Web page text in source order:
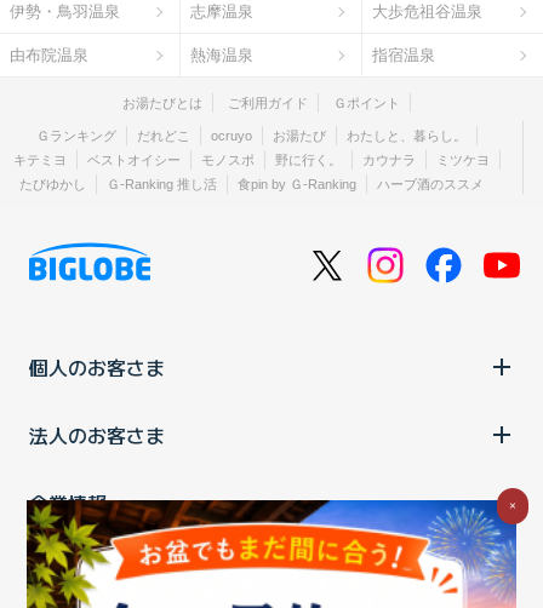
伊勢・鳥羽温泉 志摩温泉 大歩危祖谷温泉
由布院温泉 熱海温泉 指宿温泉
お湯たびとは ご利用ガイド Ｇポイント
Ｇランキング だれどこ ocruyo お湯たび
わたしと、暮らし。
キテミヨ
ベストオイシー モノスポ 野に行く。 カウナラ
ミツケヨ
たびゆかし
Ｇ-Ranking 推し活 食pin by Ｇ-Ranking ハーブ酒のススメ
個人のお客さま
法人のお客さま
企業情報
ご利用中の方
×